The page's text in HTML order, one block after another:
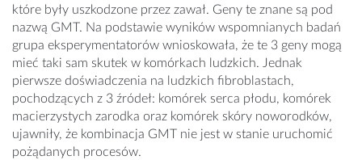
które były uszkodzone przez zawał. Geny te znane są pod
nazwą GMT. Na podstawie wyników wspomnianych badań
grupa eksperymentatorów wnioskowała, że te 3 geny mogą
mieć taki sam skutek w komórkach ludzkich. Jednak
pierwsze doświadczenia na ludzkich fibroblastach,
pochodzących z 3 źródeł: komórek serca płodu, komórek
macierzystych zarodka oraz komórek skóry noworodków,
ujawniły, że kombinacja GMT nie jest w stanie uruchomić
pożądanych procesów.